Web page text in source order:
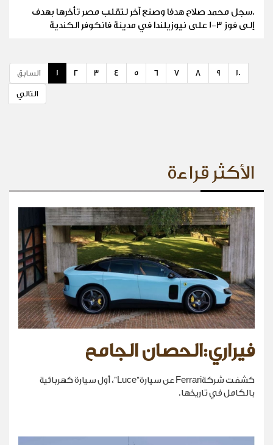
.سجل محمد صلاح هدفا وصنع آخر لتقلب مصر تأخرها بهدف
إلى فوز 3-1 على نيوزيلندا في مدينة فانكوفر الكندية
السابق 1 2 3 4 5 6 7 8 9 10
التالي
الأكثر قراءة
فيراري:الحصان الجامح
كشفت شركةFerrari عن سيارة“Luce”، أول سيارة كهربائية
بالكامل في تاريخها.